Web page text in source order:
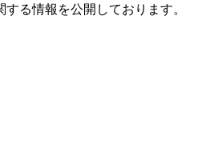
る情報を公開しております。